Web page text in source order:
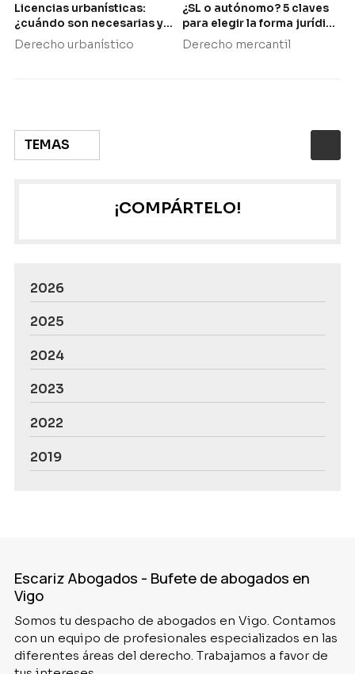
TEMAS
Licencias urbanísticas:
¿cuándo son necesarias y
cómo se solicitan?
Derecho urbanístico
¿SL o autónomo? 5 claves
para elegir la forma jurídica
de tu nueva empresa
Derecho mercantil
¡COMPÁRTELO!
2026
2025
2024
2023
2022
2019
Escariz Abogados - Bufete de abogados en
Vigo
Somos tu despacho de abogados en Vigo. Contamos
con un equipo de profesionales especializados en las
diferentes áreas del derecho. Trabajamos a favor de